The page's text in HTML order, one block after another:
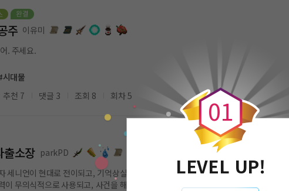
주 이유미
. 주세요.
시대물
추천 7 댓글 3 조회 8 회차 5
출소장 parkPD
세니언이 현대로 전이되고, 기억상실에 걸리지만, 신세계라는 신분으로 유리면에 자
이 무의식적으로 사용되고, 사건을 해결한다. 하지만, 거대한 악의 기운이 신세계를 향
0
0
1
LEVEL UP!